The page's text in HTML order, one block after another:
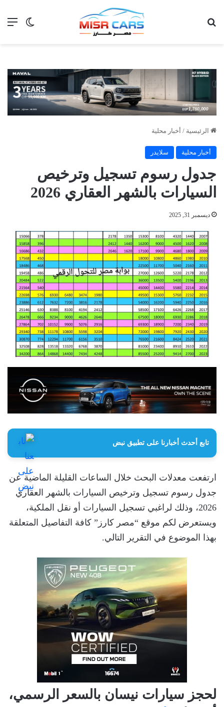
الوضع
الرئيسية / أخبار محلية
أخبار محلية سلايدر
جدول رسوم تسجيل وترخيص
السيارات بالشهر العقاري 2026
ديسمبر 31, 2025
تابع أحدث أخبارنا على تطبيق نبض
ارتفعت معدلات البحث خلال الساعات القليلة الماضية عن
جدول رسوم تسجيل وترخيص السيارات بالشهر العقاري
2026، وذلك لراغبي تسجيل السيارات أو نقل الملكية،
ويستعرض لكم موقع “مصر كارز” كافة التفاصيل المتعلقة
بهذا الموضوع في التقرير التالي.
لحجز سيارات نيسان بالسعر الرسمي،